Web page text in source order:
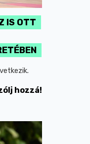
IS OTT
hozzá!